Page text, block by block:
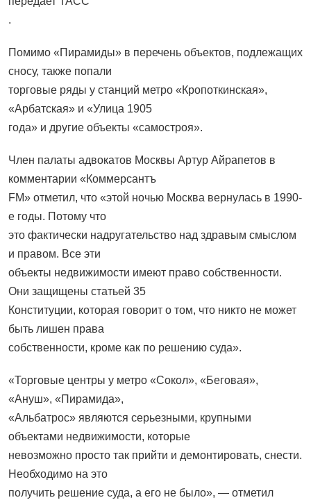
.
Помимо «Пирамиды» в перечень объектов, подлежащих
сносу, также попали
торговые ряды у станций метро «Кропоткинская»,
«Арбатская» и «Улица 1905
года» и другие объекты «самостроя».
Член палаты адвокатов Москвы Артур Айрапетов в
комментарии «Коммерсантъ
FM» отметил, что «этой ночью Москва вернулась в 1990-
е годы. Потому что
это фактически надругательство над здравым смыслом
и правом. Все эти
объекты недвижимости имеют право собственности.
Они защищены статьей 35
Конституции, которая говорит о том, что никто не может
быть лишен права
собственности, кроме как по решению суда».
«Торговые центры у метро «Сокол», «Беговая»,
«Ануш», «Пирамида»,
«Альбатрос» являются серьезными, крупными
объектами недвижимости, которые
невозможно просто так прийти и демонтировать, снести.
Необходимо на это
получить решение суда, а его не было», — отметил